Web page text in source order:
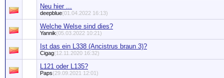
Neu hier ...
deepblue(01.04.2022 16:13)
Welche Welse sind dies?
Yannik(05.03.2022 10:21)
Ist das ein L338 (Ancistrus braun 3)?
Cigag(12.11.2020 16:32)
L121 oder L135?
Paps(29.09.2021 12:01)